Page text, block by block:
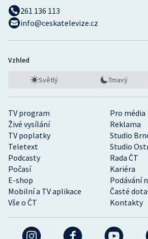
TV program
Pro média
Živé vysílání
Reklama
TV poplatky
Studio
Teletext
Studio
Podcasty
Rada ČT
Počasí
Kariéra
E-shop
Podávání
Mobilní a TV aplikace
Časté
Vše o ČT
Kontakty
261 136 113
info@ceskatelevize.cz
Vzhled
Světlý Tmavý